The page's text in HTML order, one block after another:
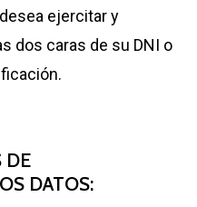
ejercitar y
dos caras de su DNI o
DE
DATOS: